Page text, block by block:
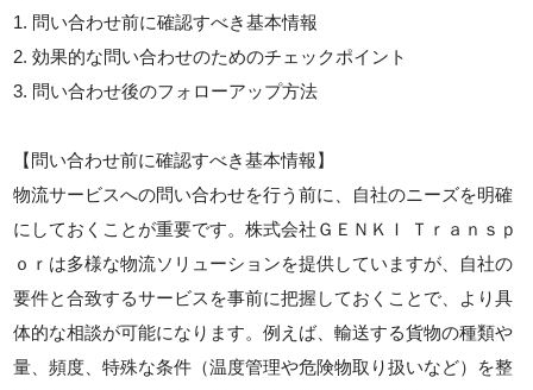
1. 問い合わせ前に確認すべき基本情報
2. 効果的な問い合わせのためのチェックポイント
3. 問い合わせ後のフォローアップ方法
【問い合わせ前に確認すべき基本情報】
物流サービスへの問い合わせを行う前に、自社のニーズを明確
にしておくことが重要です。株式会社ＧＥＮＫＩ Ｔｒａｎｓｐ
ｏｒは多様な物流ソリューションを提供していますが、自社の
要件と合致するサービスを事前に把握しておくことで、より具
体的な相談が可能になります。例えば、輸送する貨物の種類や
量、頻度、特殊な条件（温度管理や危険物取り扱いなど）を整